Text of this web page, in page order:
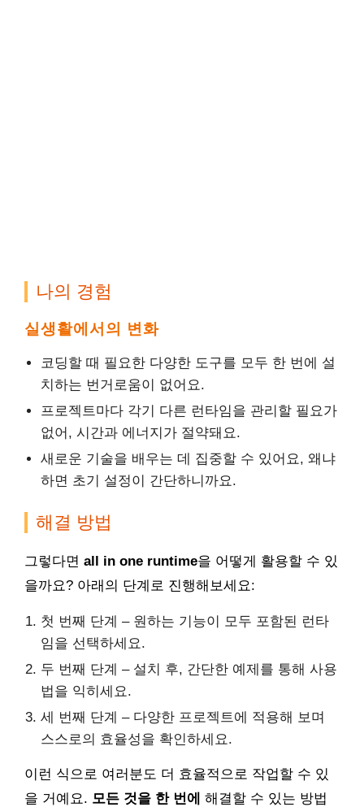
나의 경험
실생활에서의 변화
코딩할 때 필요한 다양한 도구를 모두 한 번에 설
치하는 번거로움이 없어요.
프로젝트마다 각기 다른 런타임을 관리할 필요가
없어, 시간과 에너지가 절약돼요.
새로운 기술을 배우는 데 집중할 수 있어요, 왜냐
하면 초기 설정이 간단하니까요.
해결 방법
그렇다면 all in one runtime을 어떻게 활용할 수 있
을까요? 아래의 단계로 진행해보세요:
첫 번째 단계 – 원하는 기능이 모두 포함된 런타
임을 선택하세요.
두 번째 단계 – 설치 후, 간단한 예제를 통해 사용
법을 익히세요.
세 번째 단계 – 다양한 프로젝트에 적용해 보며
스스로의 효율성을 확인하세요.
이런 식으로 여러분도 더 효율적으로 작업할 수 있
을 거예요. 모든 것을 한 번에 해결할 수 있는 방법